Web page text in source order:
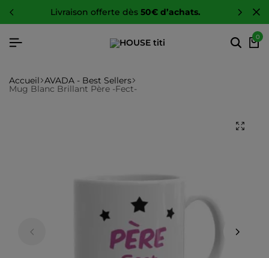
livraison offerte dès 50€ d’achats.
0
Accueil AVADA - Best Sellers
Mug Blanc Brillant Père -Fect-